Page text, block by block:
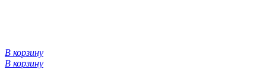
В корзину
В корзину